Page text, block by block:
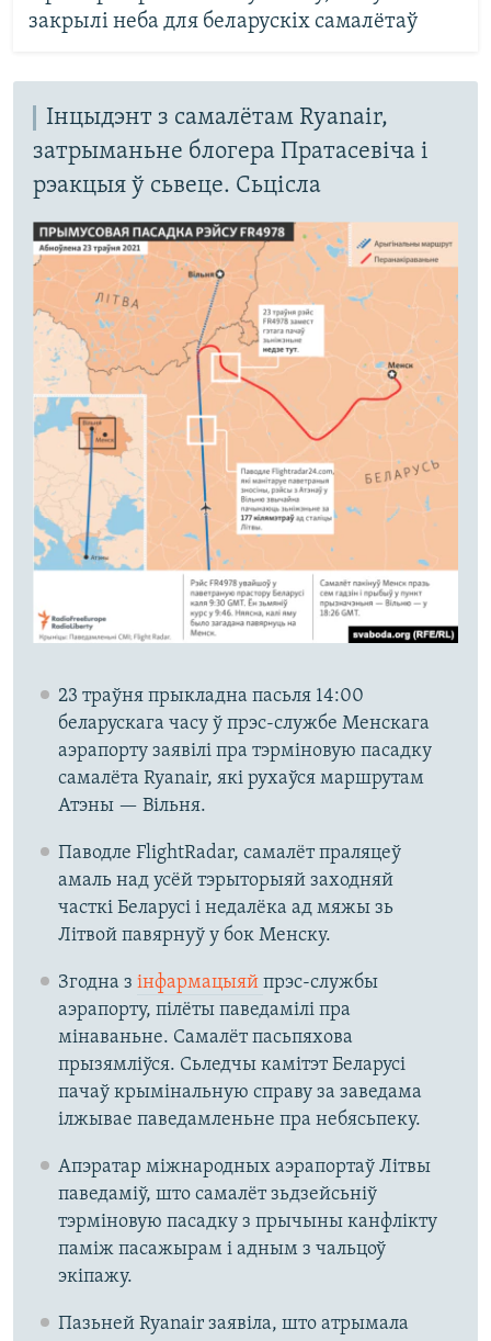
закрылі неба для беларускіх самалётаў
Інцыдэнт з самалётам Ryanair,
затрыманьне блогера Пратасевіча і
рэакцыя ў сьвеце. Сьцісла
23 траўня прыкладна пасьля 14:00
беларускага часу ў прэс-службе Менскага
аэрапорту заявілі пра тэрміновую пасадку
самалёта Ryanair, які рухаўся маршрутам
Атэны — Вільня.
Паводле FlightRadar, самалёт праляцеў
амаль над усёй тэрыторыяй заходняй
часткі Беларусі і недалёка ад мяжы зь
Літвой павярнуў у бок Менску.
Згодна з інфармацыяй прэс-службы
аэрапорту, пілёты паведамілі пра
мінаваньне. Самалёт пасьпяхова
прызямліўся. Сьледчы камітэт Беларусі
пачаў крымінальную справу за заведама
ілжывае паведамленьне пра небясьпеку.
Апэратар міжнародных аэрапортаў Літвы
паведаміў, што самалёт зьдзейсьніў
тэрміновую пасадку з прычыны канфлікту
паміж пасажырам і адным з чальцоў
экіпажу.
Пазьней Ryanair заявіла, што атрымала